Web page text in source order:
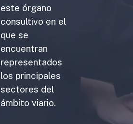
este órgano
consultivo en el
que se
encuentran
representados
los principales
sectores del
ámbito viario.